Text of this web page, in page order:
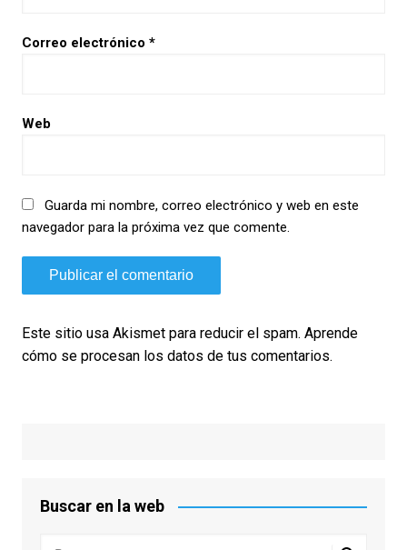
Correo electrónico *
Web
Guarda mi nombre, correo electrónico y web en este
navegador para la próxima vez que comente.
Este sitio usa Akismet para reducir el spam. Aprende
cómo se procesan los datos de tus comentarios.
Buscar en la web